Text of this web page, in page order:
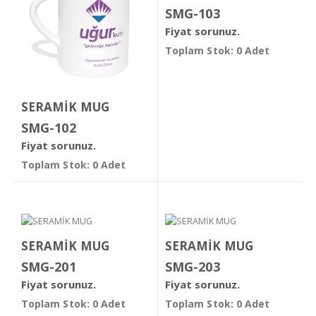
SERAMİK MUG
SMG-102
Fiyat sorunuz.
Toplam Stok: 0 Adet
SMG-103
Fiyat sorunuz.
Toplam Stok: 0 Adet
SERAMİK MUG
SMG-201
Fiyat sorunuz.
Toplam Stok: 0 Adet
SERAMİK MUG
SMG-203
Fiyat sorunuz.
Toplam Stok: 0 Adet